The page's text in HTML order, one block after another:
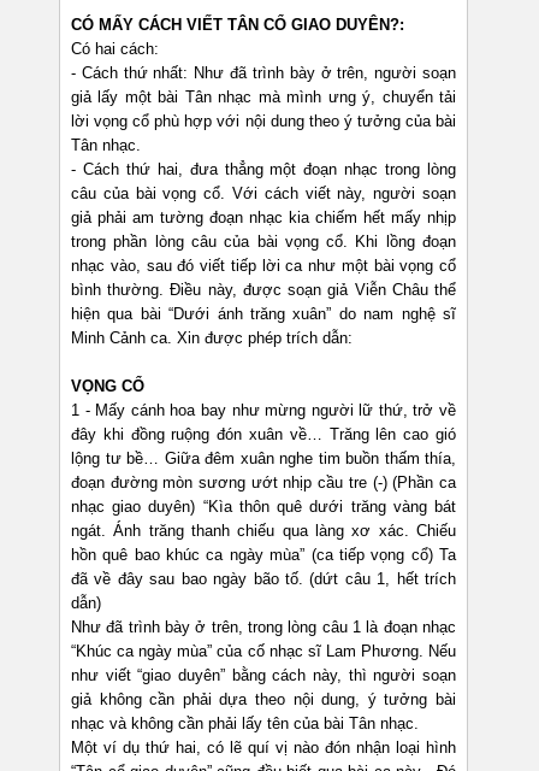
CÓ MẤY CÁCH VIẾT TÂN CỔ GIAO DUYÊN?:
Có hai cách:
- Cách thứ nhất: Như đã trình bày ở trên, người soạn
giả lấy một bài Tân nhạc mà mình ưng ý, chuyển tải
lời vọng cổ phù hợp với nội dung theo ý tưởng của bài
Tân nhạc.
- Cách thứ hai, đưa thẳng một đoạn nhạc trong lòng
câu của bài vọng cổ. Với cách viết này, người soạn
giả phải am tường đoạn nhạc kia chiếm hết mấy nhịp
trong phần lòng câu của bài vọng cổ. Khi lồng đoạn
nhạc vào, sau đó viết tiếp lời ca như một bài vọng cổ
bình thường. Điều này, được soạn giả Viễn Châu thể
hiện qua bài “Dưới ánh trăng xuân” do nam nghệ sĩ
Minh Cảnh ca. Xin được phép trích dẫn:
VỌNG CỔ
1 - Mấy cánh hoa bay như mừng người lữ thứ, trở về
đây khi đồng ruộng đón xuân về… Trăng lên cao gió
lộng tư bề… Giữa đêm xuân nghe tim buồn thấm thía,
đoạn đường mòn sương ướt nhịp cầu tre (-) (Phần ca
nhạc giao duyên) “Kìa thôn quê dưới trăng vàng bát
ngát. Ánh trăng thanh chiếu qua làng xơ xác. Chiếu
hồn quê bao khúc ca ngày mùa” (ca tiếp vọng cổ) Ta
đã về đây sau bao ngày bão tố. (dứt câu 1, hết trích
dẫn)
Như đã trình bày ở trên, trong lòng câu 1 là đoạn nhạc
“Khúc ca ngày mùa” của cố nhạc sĩ Lam Phương. Nếu
như viết “giao duyên” bằng cách này, thì người soạn
giả không cần phải dựa theo nội dung, ý tưởng bài
nhạc và không cần phải lấy tên của bài Tân nhạc.
Một ví dụ thứ hai, có lẽ quí vị nào đón nhận loại hình